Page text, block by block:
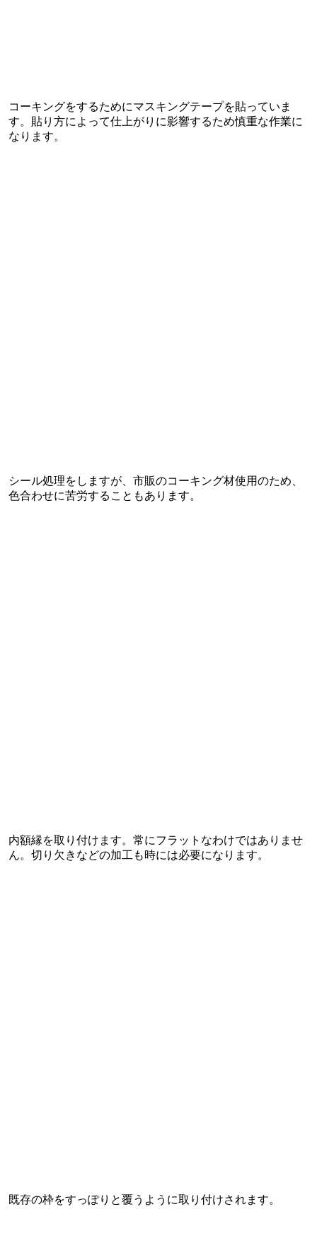
コーキングをするためにマスキングテープを貼っていま
す。貼り方によって仕上がりに影響するため慎重な作業に
なります。
シール処理をしますが、市販のコーキング材使用のため、
色合わせに苦労することもあります。
内額縁を取り付けます。常にフラットなわけではありませ
ん。切り欠きなどの加工も時には必要になります。
既存の枠をすっぽりと覆うように取り付けされます。